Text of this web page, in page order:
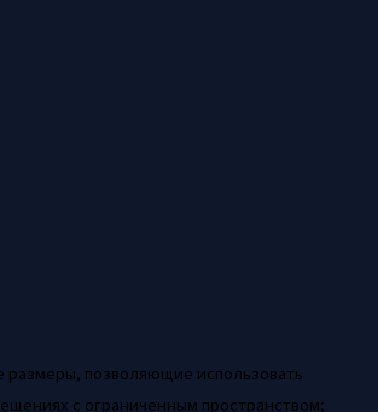
размеры, позволяющие использовать
с ограниченным пространством;